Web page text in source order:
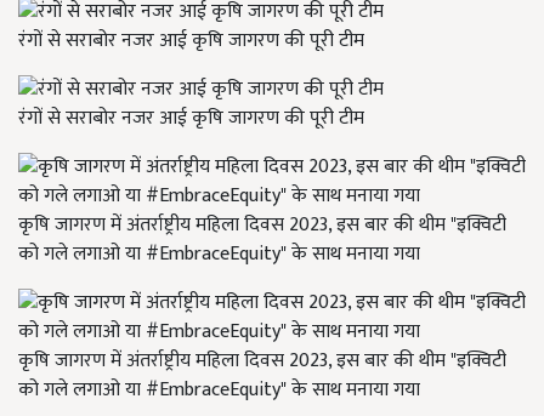
रंगों से सराबोर नजर आई कृषि जागरण की पूरी टीम
रंगों से सराबोर नजर आई कृषि जागरण की पूरी टीम
कृषि जागरण में अंतर्राष्ट्रीय महिला दिवस 2023, इस बार की थीम "इक्विटी
को गले लगाओ या #EmbraceEquity" के साथ मनाया गया
कृषि जागरण में अंतर्राष्ट्रीय महिला दिवस 2023, इस बार की थीम "इक्विटी
को गले लगाओ या #EmbraceEquity" के साथ मनाया गया